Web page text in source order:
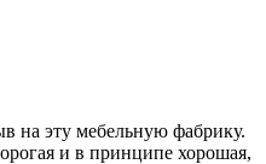
на эту мебельную фабрику.
и в принципе хорошая,